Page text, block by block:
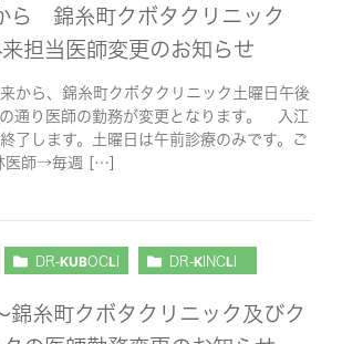
ら 錦糸町クボタクリニック
担当医師変更のお知らせ
から、錦糸町クボタクリニック土曜日午後
通り医師の勤務が変更となります。 入江
了します。土曜日は午前診療のみです。ご
医師→毎週 […]
DR-KUBOCLI DR-KINCLI
糸町クボタクリニック及びク